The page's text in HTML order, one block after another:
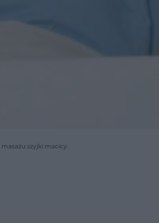
szyjki macicy.